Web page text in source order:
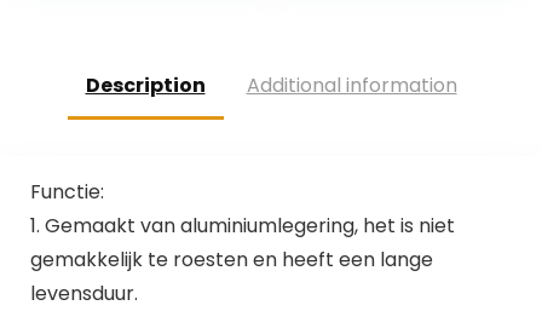
Description Additional information
Functie:
1. Gemaakt van aluminiumlegering, het is niet
gemakkelijk te roesten en heeft een lange
levensduur.